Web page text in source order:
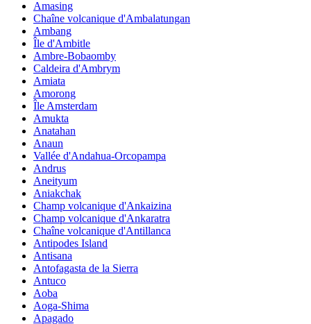
Amasing
Chaîne volcanique d'Ambalatungan
Ambang
Île d'Ambitle
Ambre-Bobaomby
Caldeira d'Ambrym
Amiata
Amorong
Île Amsterdam
Amukta
Anatahan
Anaun
Vallée d'Andahua-Orcopampa
Andrus
Aneityum
Aniakchak
Champ volcanique d'Ankaizina
Champ volcanique d'Ankaratra
Chaîne volcanique d'Antillanca
Antipodes Island
Antisana
Antofagasta de la Sierra
Antuco
Aoba
Aoga-Shima
Apagado